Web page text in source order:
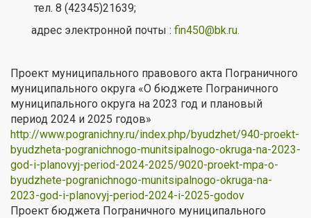
тел. 8 (42345)21639;
адрес электронной почты : fin450@bk.ru.
Проект муниципального правового акта Пограничного
муниципального округа «О бюджете Пограничного
муниципального округа на 2023 год и плановый
период 2024 и 2025 годов»
http://www.pogranichny.ru/index.php/byudzhet/940-proekt-
byudzheta-pogranichnogo-munitsipalnogo-okruga-na-2023-
god-i-planovyj-period-2024-2025/9020-proekt-mpa-o-
byudzhete-pogranichnogo-munitsipalnogo-okruga-na-
2023-god-i-planovyj-period-2024-i-2025-godov
Проект бюджета Пограничного муниципального